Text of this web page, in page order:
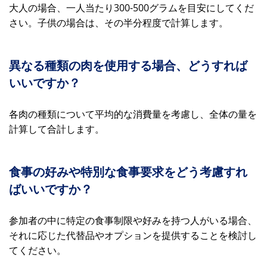
大人の場合、一人当たり300-500グラムを目安にしてくだ
さい。子供の場合は、その半分程度で計算します。
異なる種類の肉を使用する場合、どうすれば
いいですか？
各肉の種類について平均的な消費量を考慮し、全体の量を
計算して合計します。
食事の好みや特別な食事要求をどう考慮すれ
ばいいですか？
参加者の中に特定の食事制限や好みを持つ人がいる場合、
それに応じた代替品やオプションを提供することを検討し
てください。